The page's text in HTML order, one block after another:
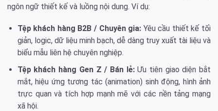
ngôn ngữ thiết kế và luồng nội dung. Ví dụ:
Tệp khách hàng B2B / Chuyên gia: Yêu cầu thiết kế tối
giản, logic, dữ liệu minh bạch, dễ dàng truy xuất tài liệu và
biểu mẫu liên hệ chuyên nghiệp.
Tệp khách hàng Gen Z / Bán lẻ:Ưu tiên giao diện bắt
mắt, hiệu ứng tương tác (animation) sinh động, hình ảnh
trực quan và tích hợp mạnh mẽ với các nền tảng mạng
xã hội.